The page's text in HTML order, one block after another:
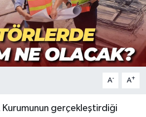
A- A+
gerçekleştirdiği